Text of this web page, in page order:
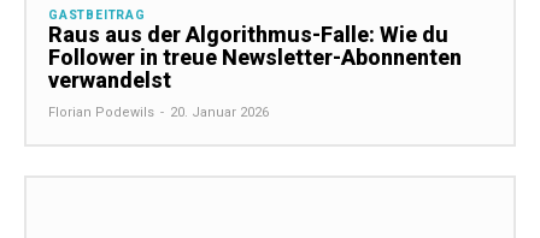
GASTBEITRAG
Raus aus der Algorithmus-Falle: Wie du
Follower in treue Newsletter-Abonnenten
verwandelst
Florian Podewils - 20. Januar 2026